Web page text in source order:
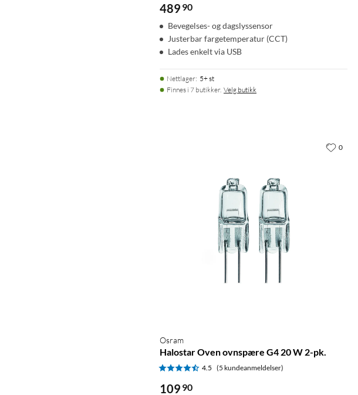
489 90
Bevegelses- og dagslyssensor
Justerbar fargetemperatur (CCT)
Lades enkelt via USB
Nettlager: 5+ st
Finnes i 7 butikker. Velg butikk
Osram
Halostar Oven ovnspære G4 20 W 2-pk.
4.5 (5 kundeanmeldelser)
109 90
0